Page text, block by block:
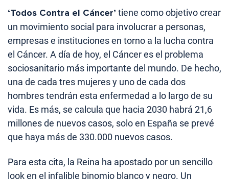
‘Todos Contra el Cáncer’ tiene como objetivo crear
un movimiento social para involucrar a personas,
empresas e instituciones en torno a la lucha contra
el Cáncer. A día de hoy, el Cáncer es el problema
sociosanitario más importante del mundo. De hecho,
una de cada tres mujeres y uno de cada dos
hombres tendrán esta enfermedad a lo largo de su
vida. Es más, se calcula que hacia 2030 habrá 21,6
millones de nuevos casos, solo en España se prevé
que haya más de 330.000 nuevos casos.
Para esta cita, la Reina ha apostado por un sencillo
look en el infalible binomio blanco y negro. Un